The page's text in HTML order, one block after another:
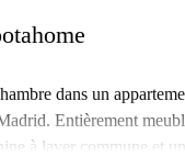
dans un
Entièrement
à laver commune et